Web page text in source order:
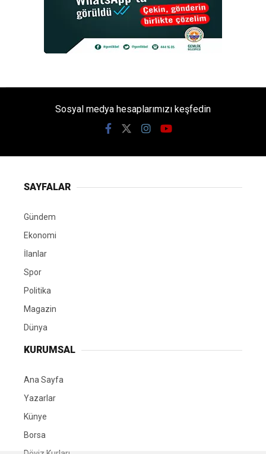
Sosyal medya hesaplarımızı keşfedin
SAYFALAR
Gündem
Ekonomi
İlanlar
Spor
Politika
Magazin
Dünya
KURUMSAL
Ana Sayfa
Yazarlar
Künye
Borsa